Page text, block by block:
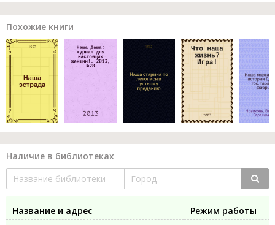
Похожие книги
Наличие в библиотеках
Название и адрес
Режим работы